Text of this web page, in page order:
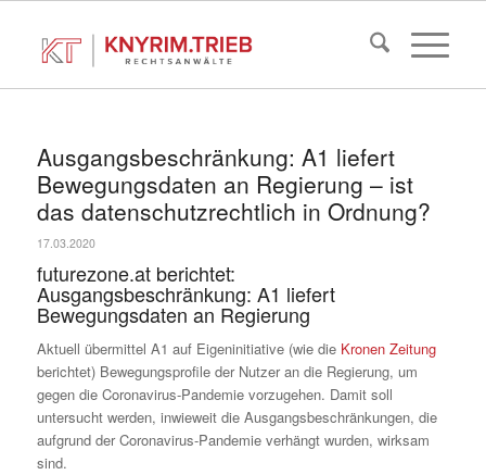
Ausgangsbeschränkung: A1 liefert
Bewegungsdaten an Regierung – ist
das datenschutzrechtlich in Ordnung?
17.03.2020
futurezone.atberichtet:
Ausgangsbeschränkung: A1 liefert
Bewegungsdaten an Regierung
Aktuell übermittel A1 auf Eigeninitiative (wie die Kronen Zeitung
berichtet) Bewegungsprofile der Nutzer an die Regierung, um
gegen die Coronavirus-Pandemie vorzugehen. Damit soll
untersucht werden, inwieweit die Ausgangsbeschränkungen, die
aufgrund der Coronavirus-Pandemie verhängt wurden, wirksam
sind.